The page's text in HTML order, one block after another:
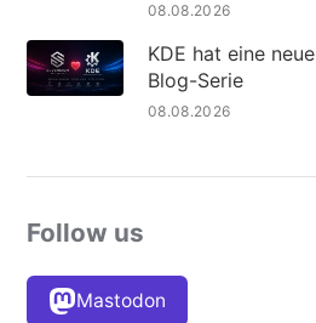
08.08.2026
KDE hat eine neue
Blog-Serie
08.08.2026
Follow us
Mastodon